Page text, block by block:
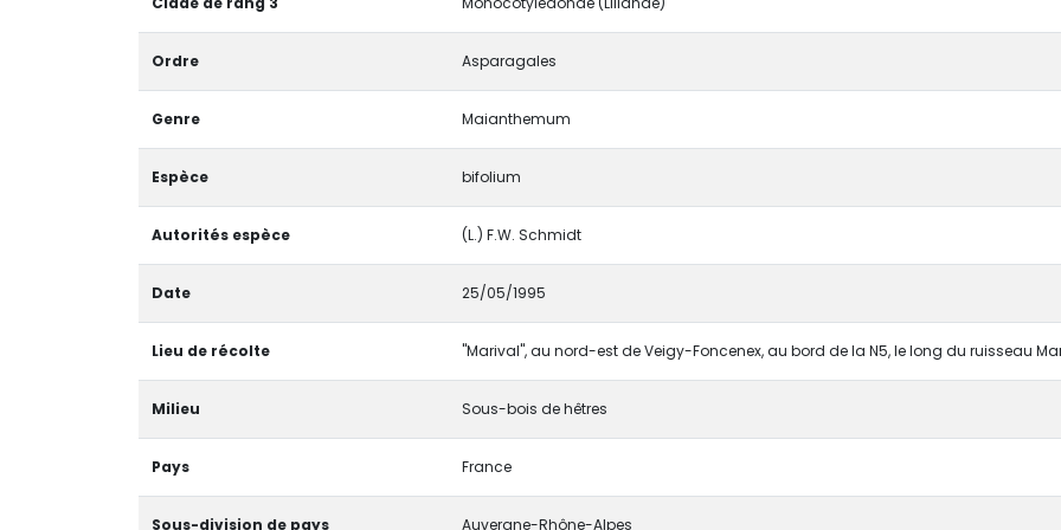
Ordre Asparagales
Genre Maianthemum
Espèce bifolium
Autorités espèce (L.) F.W. Schmidt
Date 25/05/1995
Lieu de récolte "Marival", au nord-est de Veigy-Foncenex, au bord de la N5, le long du ruisseau
Milieu Sous-bois de hêtres
Pays France
Sous-division de pays Auvergne-Rhône-Alpes